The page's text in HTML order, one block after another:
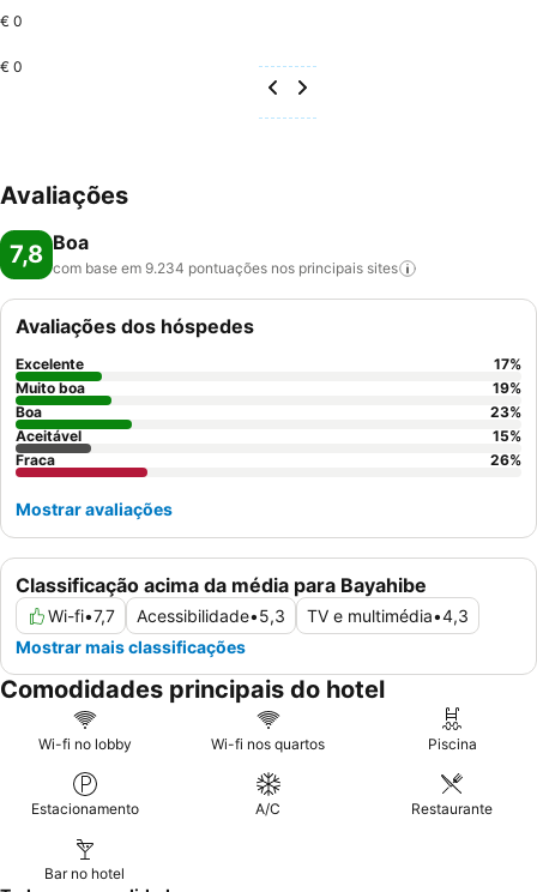
€ 0
€ 0
Avaliações
7,8 Boa
com base em 9.234 pontuações nos principais sites
Classificação acima da média para Bayahibe
Wi-fi•7,7 Acessibilidade•5,3 TV e multimédia•4,3
Mostrar mais classificações
Avaliações dos hóspedes
Excelente 17%
Muito boa
19%
Boa
23%
Aceitável
15%
Fraca
26%
Mostrar avaliações
Comodidades principais do hotel
Wi-fi no lobby Wi-fi nos quartos Piscina
Estacionamento A/C Restaurante
Bar no hotel